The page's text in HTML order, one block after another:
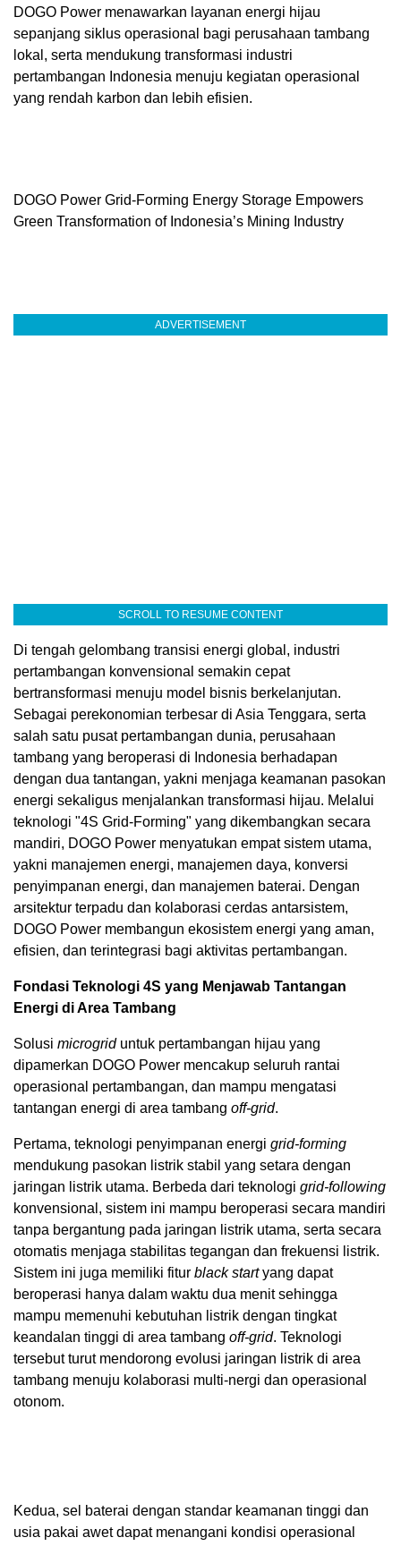
DOGO Power menawarkan layanan energi hijau
sepanjang siklus operasional bagi perusahaan tambang
lokal, serta mendukung transformasi industri
pertambangan Indonesia menuju kegiatan operasional
yang rendah karbon dan lebih efisien.
DOGO Power Grid-Forming Energy Storage Empowers
Green Transformation of Indonesia’s Mining Industry
ADVERTISEMENT
SCROLL TO RESUME CONTENT
Di tengah gelombang transisi energi global, industri
pertambangan konvensional semakin cepat
bertransformasi menuju model bisnis berkelanjutan.
Sebagai perekonomian terbesar di Asia Tenggara, serta
salah satu pusat pertambangan dunia, perusahaan
tambang yang beroperasi di Indonesia berhadapan
dengan dua tantangan, yakni menjaga keamanan pasokan
energi sekaligus menjalankan transformasi hijau. Melalui
teknologi "4S Grid-Forming" yang dikembangkan secara
mandiri, DOGO Power menyatukan empat sistem utama,
yakni manajemen energi, manajemen daya, konversi
penyimpanan energi, dan manajemen baterai. Dengan
arsitektur terpadu dan kolaborasi cerdas antarsistem,
DOGO Power membangun ekosistem energi yang aman,
efisien, dan terintegrasi bagi aktivitas pertambangan.
Fondasi Teknologi 4S yang Menjawab Tantangan
Energi di Area Tambang
Solusi microgriduntuk pertambangan hijau yang
dipamerkan DOGO Power mencakup seluruh rantai
operasional pertambangan, dan mampu mengatasi
tantangan energi di area tambang off-grid.
Pertama, teknologi penyimpanan energi grid-forming
mendukung pasokan listrik stabil yang setara dengan
jaringan listrik utama. Berbeda dari teknologi grid-following
konvensional, sistem ini mampu beroperasi secara mandiri
tanpa bergantung pada jaringan listrik utama, serta secara
otomatis menjaga stabilitas tegangan dan frekuensi listrik.
Sistem ini juga memiliki fitur black startyang dapat
beroperasi hanya dalam waktu dua menit sehingga
mampu memenuhi kebutuhan listrik dengan tingkat
keandalan tinggi di area tambang off-grid. Teknologi
tersebut turut mendorong evolusi jaringan listrik di area
tambang menuju kolaborasi multi-nergi dan operasional
otonom.
Kedua, sel baterai dengan standar keamanan tinggi dan
usia pakai awet dapat menangani kondisi operasional